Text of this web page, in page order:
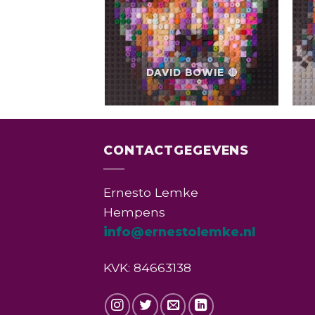
DAVID BOWIE 🔴
CONTACTGEGEVENS
Ernesto Lemke
Hempens
info@ernestolemke.nl
KVK: 84663138